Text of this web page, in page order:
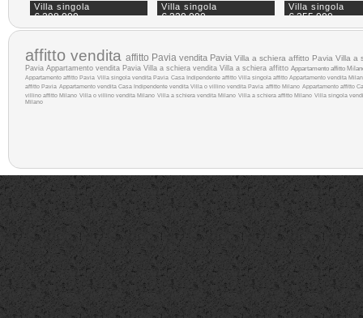
Villa singola
€ 298.000
Villa singola
€ 320.000
Villa singola
€ 355.000
Villa singola
Villa singola
€ 420.000
Villa singola
€ 485.000
Villa singola
€ 495.000
Villa singola
€ 698.000
affitto vendita affitto Pavia vendita Pavia Villa a schiera affitto Pavia Villa a
Pavia Appartamento vendita Pavia Villa a schiera vendita Villa a schiera affitto Appartamento affitto
Appartamento affitto Pavia Villa singola vendita Pavia Casa Indipendente affitto Villa singola affitto Appartamento vendita
affitto Pavia Appartamento vendita Casa Indipendente vendita Villa o villino vendita Pavia affitto Milano Appartamento affitto
villino affitto Milano Villa o villino vendita Milano Villa a schiera vendita Milano Villa a schiera affitto Milano Villa singola
Milano